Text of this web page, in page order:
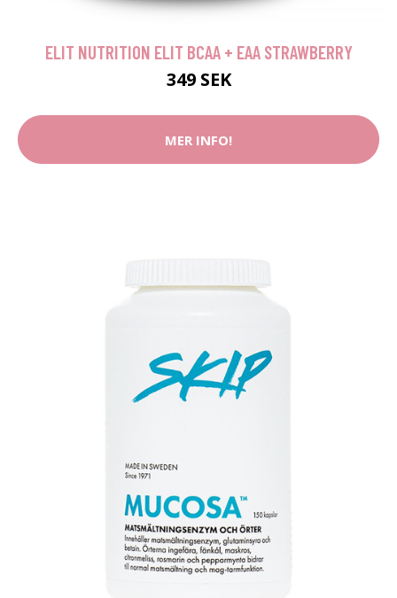
ELIT NUTRITION ELIT BCAA + EAA STRAWBERRY
349 SEK
MER INFO!